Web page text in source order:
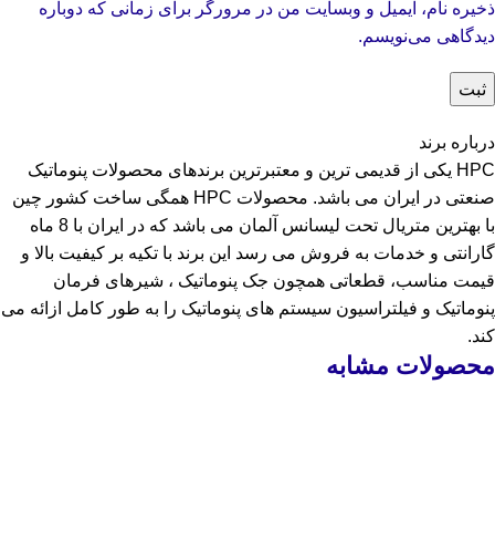
ذخیره نام، ایمیل و وبسایت من در مرورگر برای زمانی که دوباره
دیدگاهی می‌نویسم.
درباره برند
HPC یکی از قدیمی ترین و معتبرترین برندهای محصولات پنوماتیک
صنعتی در ایران می باشد. محصولات HPC همگی ساخت کشور چین
با بهترین متریال تحت لیسانس آلمان می باشد که در ایران با 8 ماه
گارانتی و خدمات به فروش می رسد این برند با تکیه بر کیفیت بالا و
قیمت مناسب، قطعاتی همچون جک پنوماتیک ، شیرهای فرمان
پنوماتیک و فیلتراسیون سیستم های پنوماتیک را به طور کامل ازائه می
کند.
محصولات مشابه